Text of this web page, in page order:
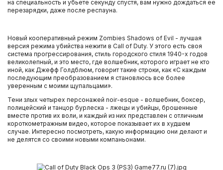
на специальность и убьете секунду спустя, вам нужно дождаться ее
перезарядки, даже после респауна.
Новый кооперативный режим Zombies Shadows of Evil - лучшая
версия режима убийства нежити в Call of Duty. У этого есть своя
система прогрессирования, стиль городского стиля 1940-х годов
великолепный, и это место, где волшебник, которого играет не кто
иной, как Джефф Голдблюм, говорит такие строки, как «С каждым
последующим преобразованием я становлюсь все более
уверенным с моими щупальцами».
Тени злых четырех персонажей noir-esque - волшебник, боксер,
полицейский и танцор бурлеска - лжецы и убийцы, брошенные
вместе против их воли, и каждый из них представлен с отличным
короткометражным видео, которое показывает их в худшем
случае. Интересно посмотреть, какую информацию они делают и
не делятся со своими новыми компаньонами.